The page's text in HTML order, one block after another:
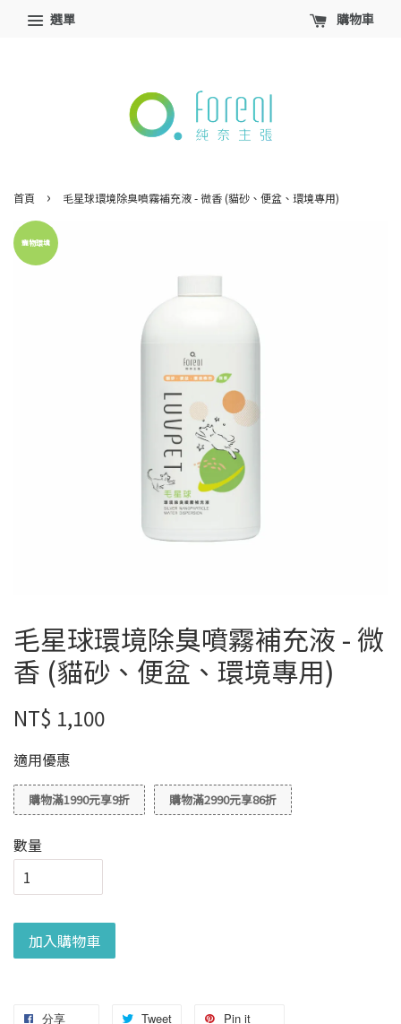
選單 購物車
首頁 › 毛星球環境除臭噴霧補充液 - 微香 (貓砂、便盆、環境專用)
寵物環境
毛星球環境除臭噴霧補充液 - 微
香 (貓砂、便盆、環境專用)
NT$ 1,100
適用優惠
購物滿1990元享9折 購物滿2990元享86折
數量
加入購物車
分享 Tweet Pin it